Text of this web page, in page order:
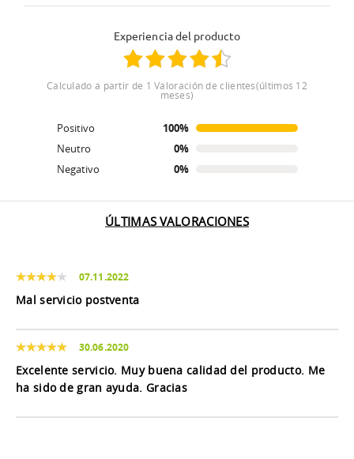
Experiencia del producto
Calculado a partir de 1 Valoración de clientes(últimos 12
meses)
Positivo
100%
Neutro
0%
Negativo
0%
ÚLTIMAS VALORACIONES
07.11.2022
Mal servicio postventa
30.06.2020
Excelente servicio. Muy buena calidad del producto. Me
ha sido de gran ayuda. Gracias